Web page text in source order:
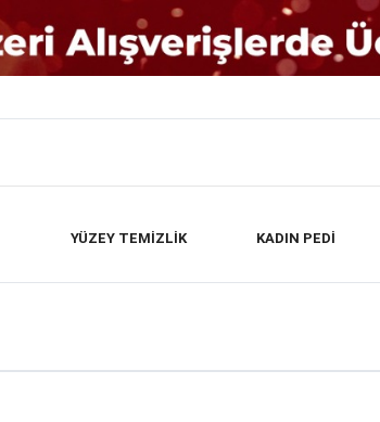
YÜZEY TEMİZLİK KADIN PEDİ